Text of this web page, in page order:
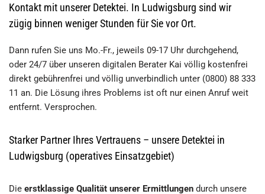
Kontakt mit unserer Detektei. In Ludwigsburg sind wir
zügig binnen weniger Stunden für Sie vor Ort.
Dann rufen Sie uns Mo.-Fr., jeweils 09-17 Uhr durchgehend,
oder 24/7 über unseren digitalen Berater Kai völlig kostenfrei
direkt gebührenfrei und völlig unverbindlich unter (0800) 88 333
11 an. Die Lösung ihres Problems ist oft nur einen Anruf weit
entfernt. Versprochen.
Starker Partner Ihres Vertrauens – unsere Detektei in
Ludwigsburg (operatives Einsatzgebiet)
Die erstklassige Qualität unserer Ermittlungen durch unsere